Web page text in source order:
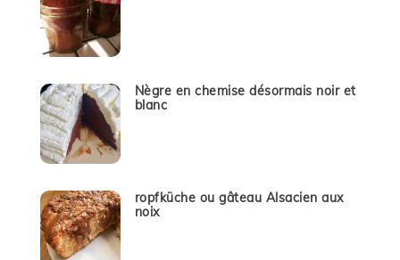
Nègre en chemise désormais noir et
blanc
ropfküche ou gâteau Alsacien aux
noix